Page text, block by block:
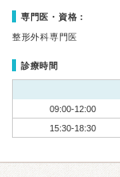
専門医・資格：
整形外科専門医
診療時間
09:00-12:00
15:30-18:30